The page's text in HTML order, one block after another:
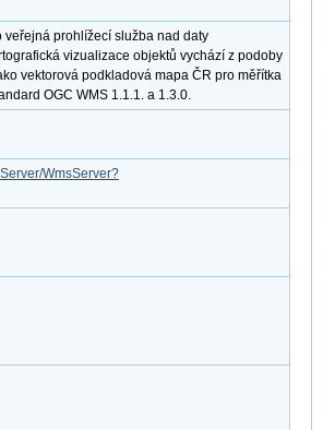
veřejná prohlížecí služba nad daty
vizualizace objektů vychází z podoby
vektorová podkladová mapa ČR pro měřítka
OGC WMS 1.1.1. a 1.3.0.
WmsServer?